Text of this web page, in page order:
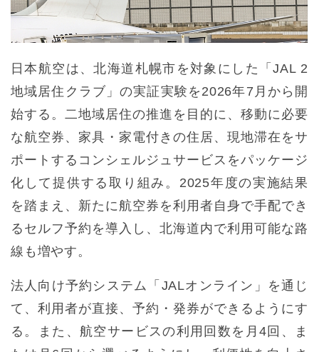
日本航空は、北海道札幌市を対象にした「JAL 2
地域居住クラブ」の実証実験を2026年7月から開
始する。二地域居住の推進を目的に、移動に必要
な航空券、家具・家電付きの住居、現地滞在をサ
ポートするコンシェルジュサービスをパッケージ
化して提供する取り組み。2025年度の実施結果
を踏まえ、新たに航空券を利用者自身で手配でき
るセルフ予約を導入し、北海道内で利用可能な路
線も増やす。
法人向け予約システム「JALオンライン」を通じ
て、利用者が直接、予約・発券ができるようにす
る。また、航空サービスの利用回数を月4回、ま